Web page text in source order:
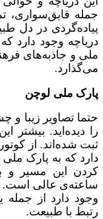
جمله قایق‌سواری،
پیاده‌گردی در دل
دریاچه وجود دارد
ملی و جاذبه‌های
می‌گذارد.
پارک ملی لوچن
حتما تصاویر زیبا و
را دیده‌اید. بیشتر
کردن این مسیر و
ساعته‌ی عالی است.
وجود دارد از
رتبط با طبیعت.